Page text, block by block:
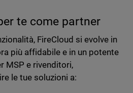
te come partner
FireCloud si evolve in
più affidabile e in un potente
MSP e rivenditori,
le tue soluzioni a: